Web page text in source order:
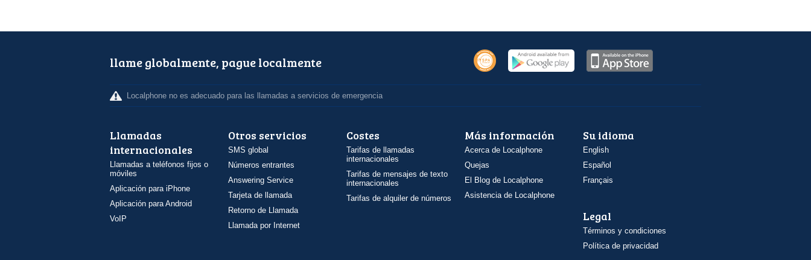
llame globalmente, pague localmente
Localphone no es adecuado para las llamadas a servicios de emergencia
Llamadas
internacionales
Llamadas a teléfonos fijos o
móviles
Aplicación para iPhone
Aplicación para Android
VoIP
Otros servicios
SMS global
Números entrantes
Answering Service
Tarjeta de llamada
Retorno de Llamada
Llamada por Internet
Costes
Tarifas de llamadas
internacionales
Tarifas de mensajes de texto
internacionales
Tarifas de alquiler de números
Más información
Acerca de Localphone
Quejas
El Blog de Localphone
Asistencia de Localphone
Su idioma
English
Español
Français
Legal
Términos y condiciones
Política de privacidad